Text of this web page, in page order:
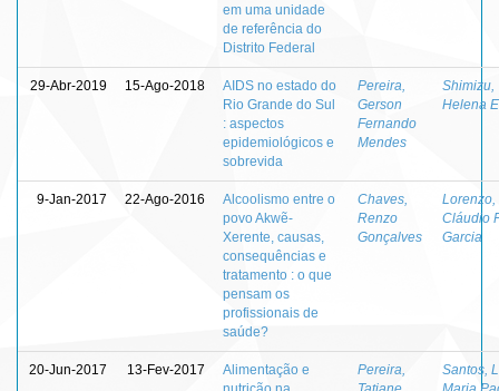
em uma unidade
de referência do
Distrito Federal
29-Abr-2019 15-Ago-2018
AIDS no estado do
Rio Grande do Sul
: aspectos
epidemiológicos e
sobrevida
Pereira,
Gerson
Fernando
Mendes
Shimizu,
Helena
9-Jan-2017 22-Ago-2016
Alcoolismo entre o
povo Akwẽ-
Xerente, causas,
consequências e
tratamento : o que
pensam os
profissionais de
saúde?
Chaves,
Renzo
Gonçalves
Lorenzo,
Cláudio
Garcia
20-Jun-2017 13-Fev-2017
Alimentação e
Pereira,
Santos,